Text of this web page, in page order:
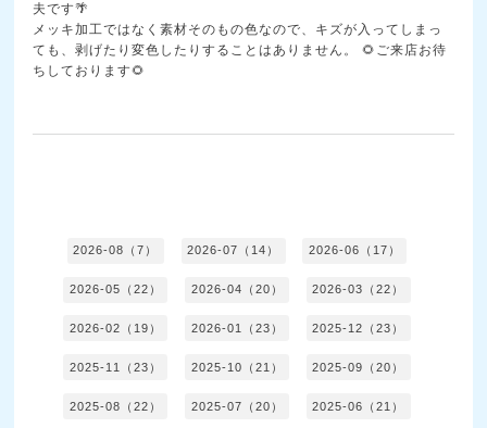
夫です🌴
メッキ加工ではなく素材そのもの色なので、キズが入ってしまっ
ても、剥げたり変色したりすることはありません。 🌻ご来店お待
ちしております🌻
2026-08（7） 2026-07（14） 2026-06（17）
2026-05（22） 2026-04（20） 2026-03（22）
2026-02（19） 2026-01（23） 2025-12（23）
2025-11（23） 2025-10（21） 2025-09（20）
2025-08（22） 2025-07（20） 2025-06（21）